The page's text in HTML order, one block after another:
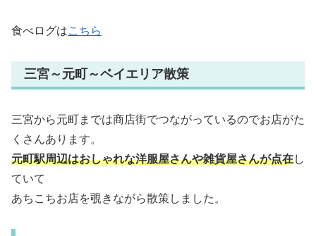
食べログはこちら
三宮～元町～ベイエリア散策
三宮から元町までは商店街でつながっているのでお店がた
くさんあります。
元町駅周辺はおしゃれな洋服屋さんや雑貨屋さんが点在し
ていて
あちこちお店を覗きながら散策しました。